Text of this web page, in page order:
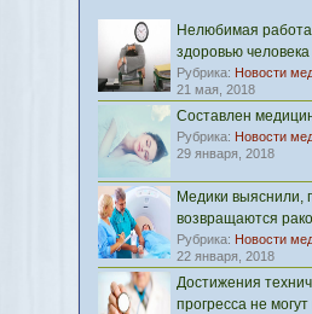
Нелюбимая
здоровью человека
Рубрика: Новости
21 мая, 2018
Составлен
Рубрика: Новости
29 января, 2018
Медики выяснили,
возвращаются
Рубрика: Новости
22 января, 2018
Достижения
прогресса не